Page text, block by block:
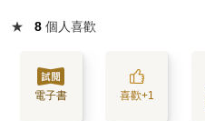
★ 8 個人喜歡
電子書 喜歡+1